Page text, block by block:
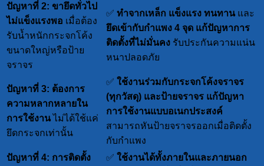
ปัญหาที่ 2: ขายึดทั่วไป
ไม่แข็งแรงพอ เมื่อต้อง
รับน้ำหนักกระจกโค้ง
ขนาดใหญ่หรือป้าย
จราจร
✅ ทำจากเหล็ก แข็งแรง ทนทานและ
ยึดเข้ากับกำแพง 4 จุด แก้ปัญหาการ
ติดตั้งที่ไม่มั่นคง รับประกันความแน่น
หนาปลอดภัย
ปัญหาที่ 3: ต้องการ
ความหลากหลายใน
การใช้งานไม่ได้ใช้แค่
ยึดกระจกเท่านั้น
✅ ใช้งานร่วมกับกระจกโค้งจราจร
(ทุกวัสดุ) และป้ายจราจร แก้ปัญหา
การใช้งานแบบอเนกประสงค์
สามารถหันป้ายจราจรออกเมื่อติดตั้ง
กับกำแพง
ปัญหาที่ 4: การติดตั้ง
✅ ใช้งานได้ทั้งภายในและภายนอก